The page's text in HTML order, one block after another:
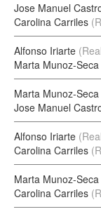
Jose Manuel
Carolina Carriles
Alfonso Iriarte
Marta Munoz-Seca
Marta Munoz-Seca
Jose Manuel
Alfonso Iriarte
Carolina Carriles
Marta Munoz-Seca
Carolina Carriles